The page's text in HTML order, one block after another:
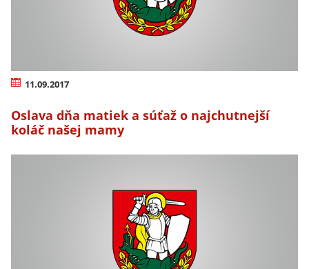
11.09.2017
Oslava dňa matiek a súťaž o najchutnejší
koláč našej mamy